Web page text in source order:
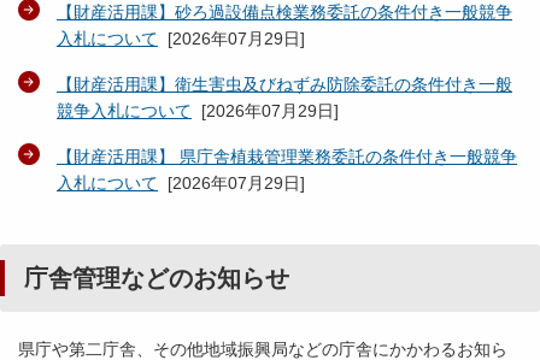
【財産活用課】砂ろ過設備点検業務委託の条件付き一般競争
入札について [2026年07月29日]
【財産活用課】衛生害虫及びねずみ防除委託の条件付き一般
競争入札について [2026年07月29日]
【財産活用課】 県庁舎植栽管理業務委託の条件付き一般競争
入札について [2026年07月29日]
庁舎管理などのお知らせ
県庁や第二庁舎、その他地域振興局などの庁舎にかかわるお知ら